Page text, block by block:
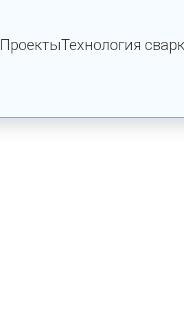
ПроектыТехнология